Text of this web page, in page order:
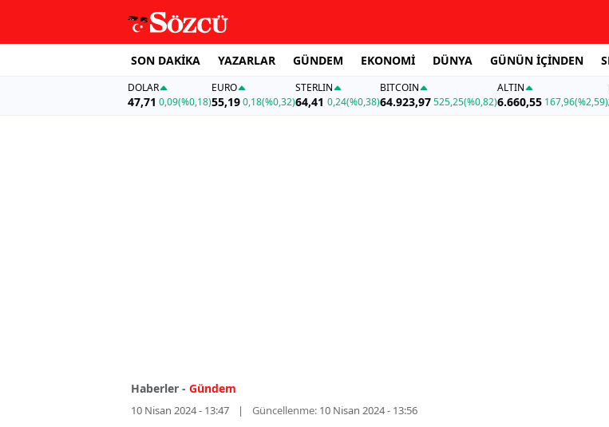
SON DAKİKA YAZARLAR GÜNDEM EKONOMİ DÜNYA GÜNÜN İÇİNDEN
DOLAR
47,71 0,09(%0,18)
EURO
55,19 0,18(%0,32)
STERLIN
64,41 0,24(%0,38)
BITCOIN
64.923,97525,25(%0,82)
ALTIN
6.660,55 167,96(%2,59)
Haberler - Gündem
10 Nisan 2024 - 13:47 Güncellenme: 10 Nisan 2024 - 13:56